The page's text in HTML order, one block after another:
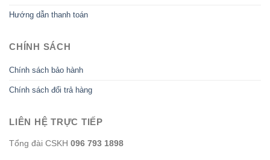
Hướng dẫn thanh toán
CHÍNH SÁCH
Chính sách bảo hành
Chính sách đổi trả hàng
LIÊN HỆ TRỰC TIẾP
Tổng đài CSKH 096 793 1898